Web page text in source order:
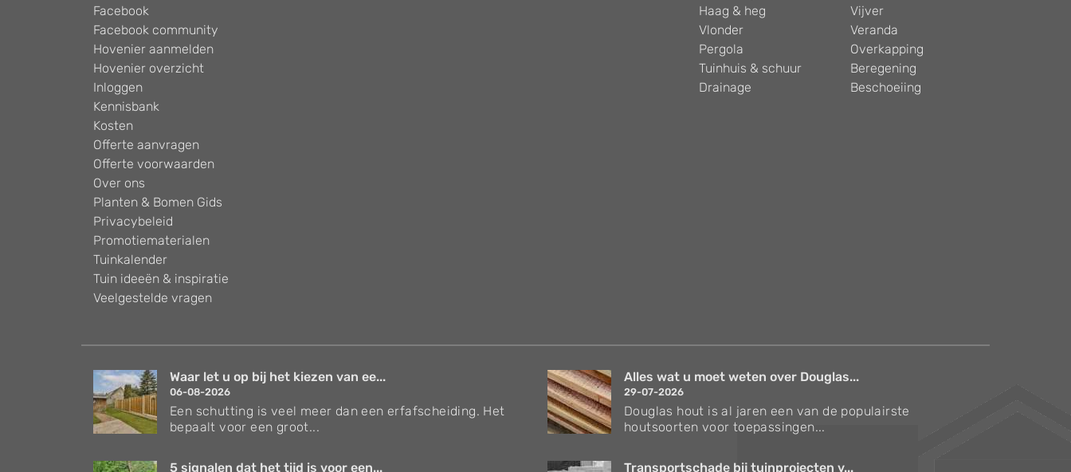
Facebook
Facebook community
Hovenier aanmelden
Hovenier overzicht
Inloggen
Kennisbank
Kosten
Offerte aanvragen
Offerte voorwaarden
Over ons
Planten & Bomen Gids
Privacybeleid
Promotiematerialen
Tuinkalender
Tuin ideeën & inspiratie
Veelgestelde vragen
Haag & heg
Vijver
Vlonder
Veranda
Pergola
Overkapping
Tuinhuis & schuur
Beregening
Drainage
Beschoeiing
Waar let u op bij het kiezen van ee...
06-08-2026
Een schutting is veel meer dan een erfafscheiding. Het
bepaalt voor een groot...
Alles wat u moet weten over Douglas...
29-07-2026
Douglas hout is al jaren een van de populairste
houtsoorten voor toepassingen...
5 signalen dat het tijd is voor een... Transportschade bij tuinprojecten v...